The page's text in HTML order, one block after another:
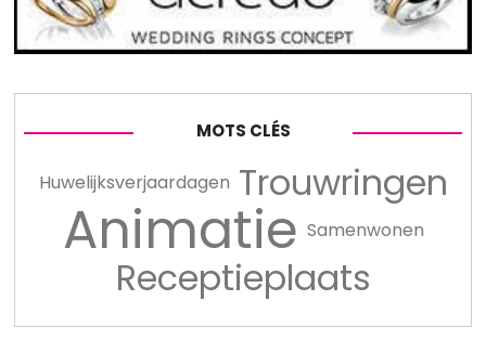
MOTS CLÉS
Huwelijksverjaardagen Trouwringen
Animatie Samenwonen
Receptieplaats